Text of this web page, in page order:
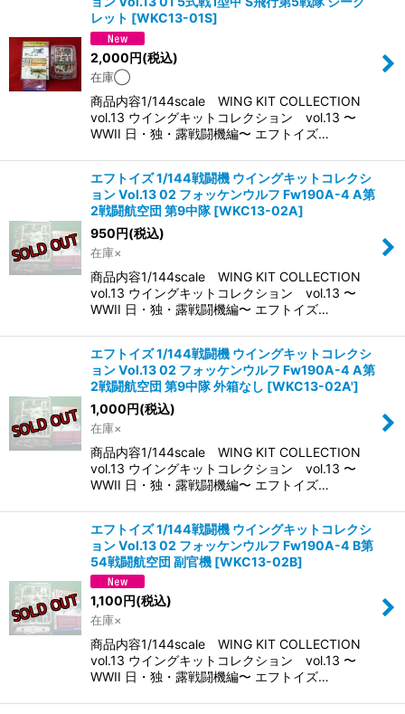
レット [WKC13-01S]
2,000円(税込)
在庫◯
商品内容1/144scale WING KIT COLLECTION
vol.13 ウイングキットコレクション vol.13 〜
WWII 日・独・露戦闘機編〜 エフトイズ…
エフトイズ 1/144戦闘機 ウイングキットコレクシ
ョン Vol.13 02 フォッケンウルフ Fw190A-4 A第
2戦闘航空団 第9中隊 [WKC13-02A]
950円(税込)
在庫×
商品内容1/144scale WING KIT COLLECTION
vol.13 ウイングキットコレクション vol.13 〜
WWII 日・独・露戦闘機編〜 エフトイズ…
エフトイズ 1/144戦闘機 ウイングキットコレクシ
ョン Vol.13 02 フォッケンウルフ Fw190A-4 A第
2戦闘航空団 第9中隊 外箱なし [WKC13-02A']
1,000円(税込)
在庫×
商品内容1/144scale WING KIT COLLECTION
vol.13 ウイングキットコレクション vol.13 〜
WWII 日・独・露戦闘機編〜 エフトイズ…
エフトイズ 1/144戦闘機 ウイングキットコレクシ
ョン Vol.13 02 フォッケンウルフ Fw190A-4 B第
54戦闘航空団 副官機 [WKC13-02B]
1,100 円(税込)
在庫×
商品内容1/144scale WING KIT COLLECTION
vol.13 ウイングキットコレクション vol.13 〜
WWII 日・独・露戦闘機編〜 エフトイズ…